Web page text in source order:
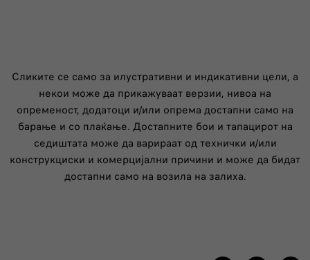
Сликите се само за илустративни и индикативни цели, а
некои може да прикажуваат верзии, нивоа на
опременост, додатоци и/или опрема достапни само на
барање и со плаќање. Достапните бои и тапацирот на
седиштата може да варираат од технички и/или
конструкциски и комерцијални причини и може да бидат
достапни само на возила на залиха.